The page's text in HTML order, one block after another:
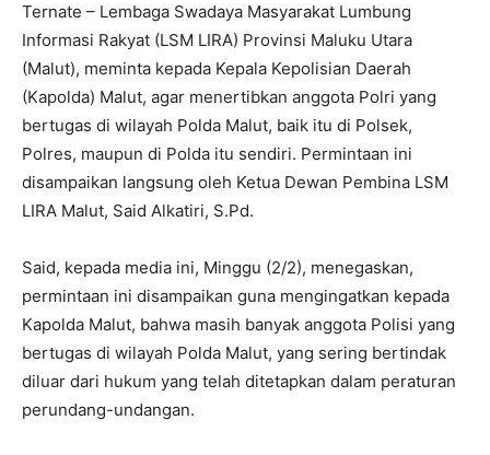
Ternate – Lembaga Swadaya Masyarakat Lumbung
Informasi Rakyat (LSM LIRA) Provinsi Maluku Utara
(Malut), meminta kepada Kepala Kepolisian Daerah
(Kapolda) Malut, agar menertibkan anggota Polri yang
bertugas di wilayah Polda Malut, baik itu di Polsek,
Polres, maupun di Polda itu sendiri. Permintaan ini
disampaikan langsung oleh Ketua Dewan Pembina LSM
LIRA Malut, Said Alkatiri, S.Pd.
Said, kepada media ini, Minggu (2/2), menegaskan,
permintaan ini disampaikan guna mengingatkan kepada
Kapolda Malut, bahwa masih banyak anggota Polisi yang
bertugas di wilayah Polda Malut, yang sering bertindak
diluar dari hukum yang telah ditetapkan dalam peraturan
perundang-undangan.